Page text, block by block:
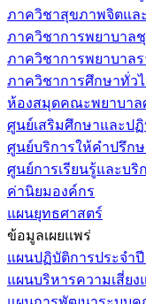
ภาควิชาสุขภาพจิตแล
ภาควิชาการพยาบาล
ภาควิชาการพยาบาล
ภาควิชาการศึกษาทั่ว
ห้องสมุดคณะพยาบาล
ศูนย์เสริมศึกษาและป
ศูนย์บริการให้คำปรึก
ศูนย์การเรียนรู้และบ
ค่านิยมองค์กร
แผนยุทธศาสตร์
ข้อมูลเผยแพร่
แผนปฏิบัติการประจำ
แผนบริหารความเสี่ย